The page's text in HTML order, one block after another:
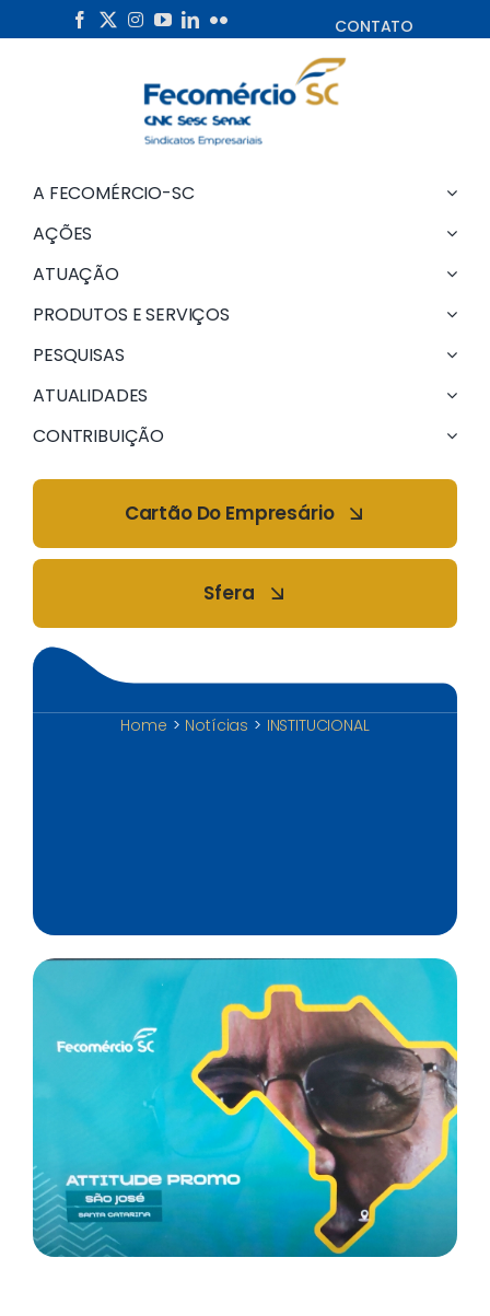
to
CONTATO
A FECOMÉRCIO-SC
AÇÕES
ATUAÇÃO
PRODUTOS E SERVIÇOS
PESQUISAS
ATUALIDADES
CONTRIBUIÇÃO
Cartão Do Empresário
Sfera
Home Notícias INSTITUCIONAL